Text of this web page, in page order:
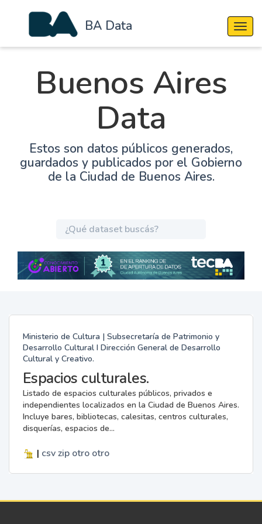
BA Data
Buenos Aires
Data
Estos son datos públicos generados,
guardados y publicados por el Gobierno
de la Ciudad de Buenos Aires.
Ministerio de Cultura | Subsecretaría de Patrimonio y
Desarrollo Cultural I Dirección General de Desarrollo
Cultural y Creativo.
Espacios culturales.
Listado de espacios culturales públicos, privados e
independientes localizados en la Ciudad de Buenos Aires.
Incluye bares, bibliotecas, calesitas, centros culturales,
disquerías, espacios de...
| csv zip otro otro